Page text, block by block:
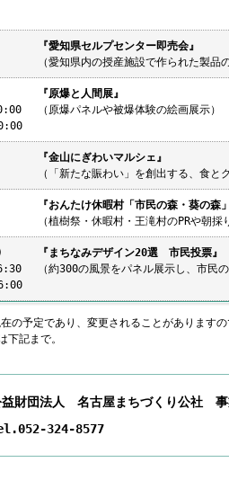
『愛知県セルプセンター即売会』
（愛知県内の授産施設で作られた製品
『原爆と人間展』
（原爆パネルや被爆体験の絵画展示）
『金山にぎわいマルシェ』
（「新たな賑わい」を創出する、食と
『おんたけ休暇村「市民の森・葵の森
（植樹祭・休暇村・王滝村のPRや朝
『まちなみデザイン20選 市民投票』
（約300の風景をパネル展示し、市民
の予定であり、変更されることがあります
下記まで。
益財団法人 名古屋まちづくり公社
324-8577